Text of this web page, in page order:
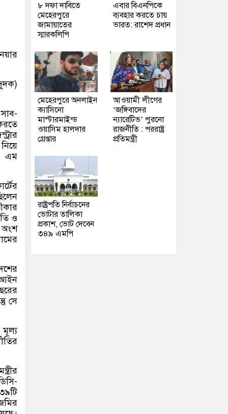
এম
ও
অংশ
সে
মূল্য
৮ দফা দাবিতে
মেহেরপুরে
জামায়াতের
স্মারকলিপি
এবার বিএনপিকে
ব্যবহার করতে চায়
ভারত: রাশেদ প্রধান
মেহেরপুরে অনলাইন
ক্যাসিনো
মাস্টারমাইন্ড
ওয়াসিম হালদার
গ্রেপ্তার
আওয়ামী লীগের
‘জঙ্গিবাদের
ন্যারেটিভ’ পুরনো
রাজনীতি : পররাষ্ট্র
প্রতিমন্ত্রী
রাষ্ট্রপতি নির্বাচনের
ভোটার তালিকা
প্রকাশ, ভোট দেবেন
৩৪৯ এমপি